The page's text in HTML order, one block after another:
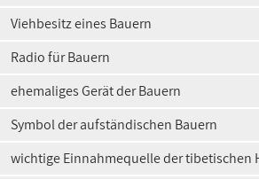
Viehbesitz eines Bauern
Radio für Bauern
ehemaliges Gerät der Bauern
Symbol der aufständischen Bauern
wichtige Einnahmequelle der tibetischen